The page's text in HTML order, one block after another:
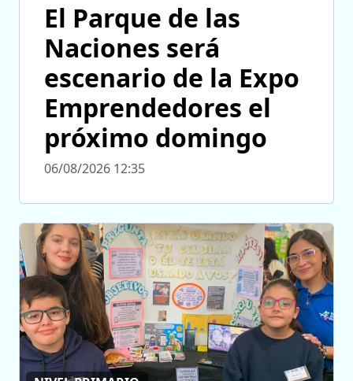
El Parque de las
Naciones será
escenario de la Expo
Emprendedores el
próximo domingo
06/08/2026 12:35